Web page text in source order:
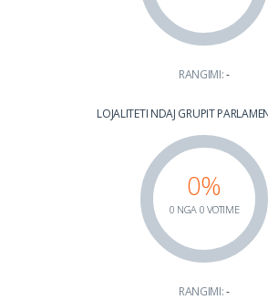
RANGIMI:-
LOJALITETI NDAJ GRUPIT
0%
0 NGA 0 VOTIME
RANGIMI:-